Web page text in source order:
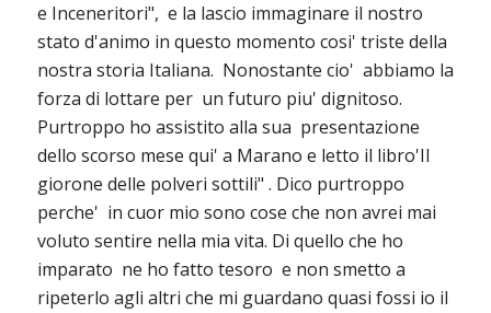
e Inceneritori", e la lascio immaginare il nostro
stato d'animo in questo momento cosi' triste della
nostra storia Italiana. Nonostante cio' abbiamo la
forza di lottare per un futuro piu' dignitoso.
Purtroppo ho assistito alla sua presentazione
dello scorso mese qui' a Marano e letto il libro'Il
giorone delle polveri sottili" . Dico purtroppo
perche' in cuor mio sono cose che non avrei mai
voluto sentire nella mia vita. Di quello che ho
imparato ne ho fatto tesoro e non smetto a
ripeterlo agli altri che mi guardano quasi fossi io il